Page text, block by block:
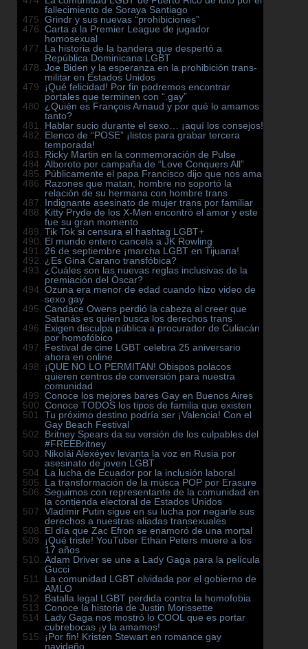
fallecimiento de Soraya Santiago
Grindr y sus nuevas “prohibiciones”
Carta a la Premier League de jugador
homosexual
La historia de la bandera que despertó a
República Dominicana LGBT
Joe Biden y la esperanza en la prohibición trans-
militar en Estados Unidos
¡Qué felicidad! Por fin podremos encontrar
portales que terminen con “.gay”
¿Quién es François Arnaud y por qué lo amamos
tanto?
Hablar sucio durante el sexo… ¡aquí los consejos!
Elenco de “POSE” ¡listos para grabar tercera
temporada!
Ricky Martin en la conmemoración de Pulse
Alboroto por campaña de “Love Conquers All”
Públicamente el papa Francisco dijo que nos ama
Razones que matan, hombre no soportó la
relación de su hermana con hombre trans
Indignante asesinato de mujer trans por familiar
Kitty Pryde de los X-Men encontró el amor y este
fue su gran momento
Tik Tok si censura el hashtag LGBT+
El mundo entero cancela a JK Rowling
26 de septiembre ¡marcha LGBT en Tijuana!
¿Es Gina Carano transfóbica?
¿Cuáles son las nuevas reglas inclusivas de la
premiación del Óscar?
Ozuna era menor de edad cuando hizo video de
sexo gay
Candace Owens perdió la cabeza al creer que
Satanás es quien busca los derechos trans
Exigen disculpa pública a procurador de Culiacán
por homofóbico
Festival de cine LGBT celebra 25 aniversario
ahora en online
¡QUE NO LO PERMITAN! Obispos polacos
quieren centros de conversión para nuestra
comunidad
Conoce los mejores bares Gay en Buenos Aires
Conoce TODOS los tipos de familia que existen
Tu próximo destino podría ser ¡Valencia! Con el
Gay Beach Festival
Britney Spears da su versión de los culpables del
#FREEBritney
Nikolái Alexéyev levanta la voz en Rusia por
asesinato de joven LGBT
La lucha de Ecuador por la inclusión laboral
La transformación de la músca POP por Erasure
Seguimos con representante de la comunidad en
la contienda electoral de Estados Unidos
Vladimir Putin sigue en su lucha por negarle sus
derechos a nuestras aliadas transexuales
El día que Zac Efron se enamoró de una mortal
¡Qué triste! YouTuber Ethan Peters muere a los
17 años
Adam Driver se une a Lady Gaga para la película
Gucci
La comunidad LGBT olvidada por el gobierno de
AMLO
Batalla legal LGBT perdida contra la homofobia
Conoce la historia de Justin Morissette
Lady Gaga nos mostró lo COOL que es portar
cubrebocas ¡y la amamos!
¡Por fin! Kristen Stewart en romance gay
navideño